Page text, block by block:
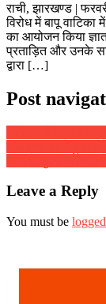
राची, झारखण्ड |
विरोध में बापू
का आयोजन किया
प्रताड़ित और उनके
द्वारा […]
Post
Leave a Reply
You must be